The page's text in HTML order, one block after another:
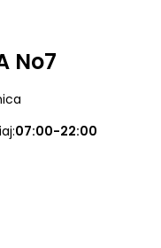
No7
07:00-22:00